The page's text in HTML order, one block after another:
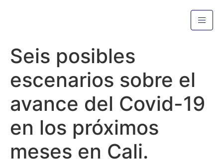
Seis posibles
escenarios sobre el
avance del Covid-19
en los próximos
meses en Cali.